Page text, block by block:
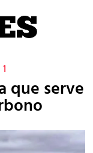
que serve